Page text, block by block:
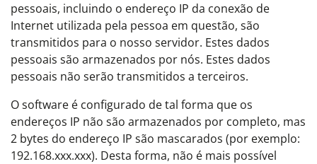
pessoais, incluindo o endereço IP da conexão de
Internet utilizada pela pessoa em questão, são
transmitidos para o nosso servidor. Estes dados
pessoais são armazenados por nós. Estes dados
pessoais não serão transmitidos a terceiros.
O software é configurado de tal forma que os
endereços IP não são armazenados por completo, mas
2 bytes do endereço IP são mascarados (por exemplo:
192.168.xxx.xxx). Desta forma, não é mais possível